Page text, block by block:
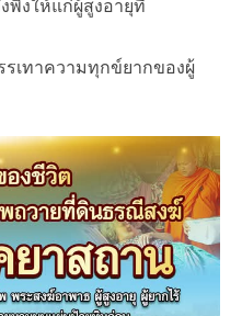
พิงให้แก่ผู้สูงอายุที่
รเทาความทุกข์ยากของผู้